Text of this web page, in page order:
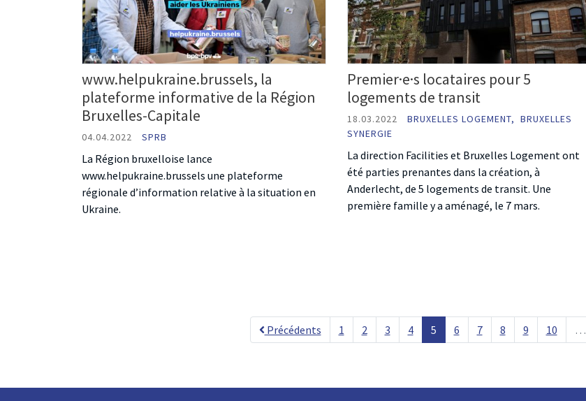
www.helpukraine.brussels, la
plateforme informative de la Région
Bruxelles-Capitale
04.04.2022 SPRB
La Région bruxelloise lance
www.helpukraine.brussels une plateforme
régionale d’information relative à la situation en
Ukraine.
Premier·e·s locataires pour 5
logements de transit
18.03.2022 BRUXELLES LOGEMENT, BRUXELLES
SYNERGIE
La direction Facilities et Bruxelles Logement ont
été parties prenantes dans la création, à
Anderlecht, de 5 logements de transit. Une
première famille y a aménagé, le 7 mars.
Précédents 1 2 3 4 5 6 7 8 9 10 …